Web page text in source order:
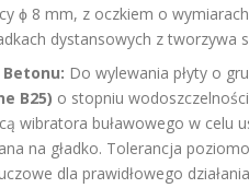
ϕ 8 mm, z oczkiem o
dystansowych z
Betonu: Do wylewania płyty o
B25) o stopniu wodoszczelności
wibratora buławowego w celu
na gładko. Tolerancja
dla prawidłowego